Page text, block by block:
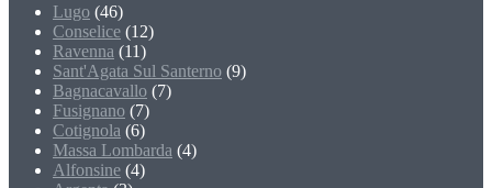
Lugo (46)
Conselice (12)
Ravenna (11)
Sant'Agata Sul Santerno (9)
Bagnacavallo (7)
Fusignano (7)
Cotignola (6)
Massa Lombarda (4)
Alfonsine (4)